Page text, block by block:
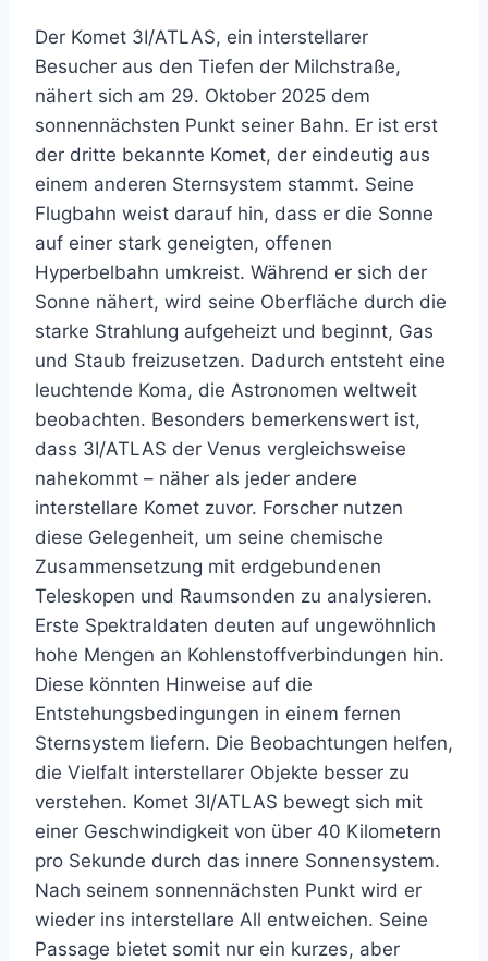
Der Komet 3I/ATLAS, ein interstellarer
Besucher aus den Tiefen der Milchstraße,
nähert sich am 29. Oktober 2025 dem
sonnennächsten Punkt seiner Bahn. Er ist erst
der dritte bekannte Komet, der eindeutig aus
einem anderen Sternsystem stammt. Seine
Flugbahn weist darauf hin, dass er die Sonne
auf einer stark geneigten, offenen
Hyperbelbahn umkreist. Während er sich der
Sonne nähert, wird seine Oberfläche durch die
starke Strahlung aufgeheizt und beginnt, Gas
und Staub freizusetzen. Dadurch entsteht eine
leuchtende Koma, die Astronomen weltweit
beobachten. Besonders bemerkenswert ist,
dass 3I/ATLAS der Venus vergleichsweise
nahekommt – näher als jeder andere
interstellare Komet zuvor. Forscher nutzen
diese Gelegenheit, um seine chemische
Zusammensetzung mit erdgebundenen
Teleskopen und Raumsonden zu analysieren.
Erste Spektraldaten deuten auf ungewöhnlich
hohe Mengen an Kohlenstoffverbindungen hin.
Diese könnten Hinweise auf die
Entstehungsbedingungen in einem fernen
Sternsystem liefern. Die Beobachtungen helfen,
die Vielfalt interstellarer Objekte besser zu
verstehen. Komet 3I/ATLAS bewegt sich mit
einer Geschwindigkeit von über 40 Kilometern
pro Sekunde durch das innere Sonnensystem.
Nach seinem sonnennächsten Punkt wird er
wieder ins interstellare All entweichen. Seine
Passage bietet somit nur ein kurzes, aber